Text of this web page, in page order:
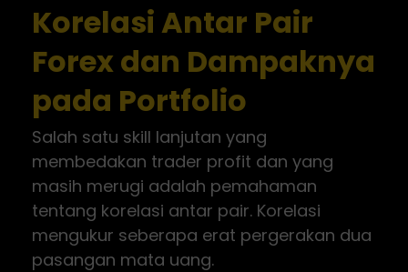
Korelasi Antar Pair
Forex dan Dampaknya
pada Portfolio
Salah satu skill lanjutan yang
membedakan trader profit dan yang
masih merugi adalah pemahaman
tentang korelasi antar pair. Korelasi
mengukur seberapa erat pergerakan dua
pasangan mata uang.